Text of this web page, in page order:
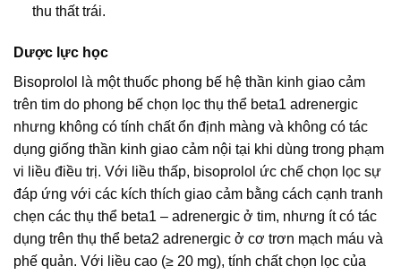
thu thất trái.
Dược lực học
Bisoprolol là một thuốc phong bế hệ thần kinh giao cảm
trên tim do phong bế chọn lọc thụ thể beta1 adrenergic
nhưng không có tính chất ổn định màng và không có tác
dụng giống thần kinh giao cảm nội tại khi dùng trong phạm
vi liều điều trị. Với liều thấp, bisoprolol ức chế chọn lọc sự
đáp ứng với các kích thích giao cảm bằng cách cạnh tranh
chẹn các thụ thể beta1 – adrenergic ở tim, nhưng ít có tác
dụng trên thụ thể beta2 adrenergic ở cơ trơn mạch máu và
phế quản. Với liều cao (≥ 20 mg), tính chất chọn lọc của